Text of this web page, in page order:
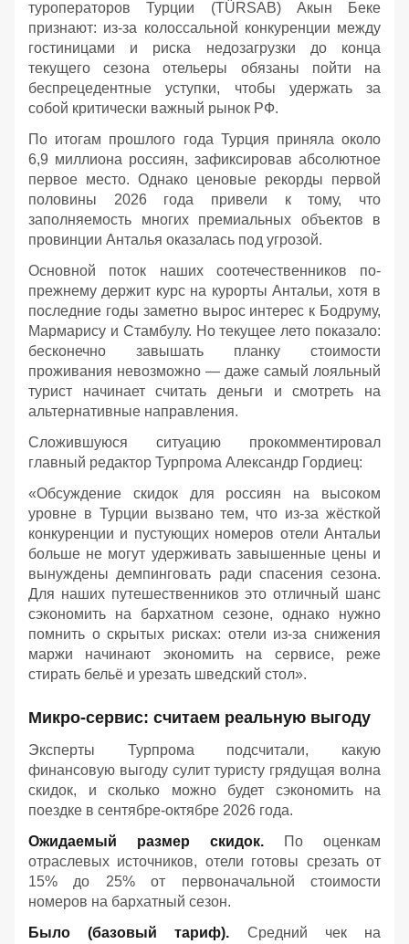
туроператоров Турции (TÜRSAB) Акын Беке
признают: из-за колоссальной конкуренции между
гостиницами и риска недозагрузки до конца
текущего сезона отельеры обязаны пойти на
беспрецедентные уступки, чтобы удержать за
собой критически важный рынок РФ.
По итогам прошлого года Турция приняла около
6,9 миллиона россиян, зафиксировав абсолютное
первое место. Однако ценовые рекорды первой
половины 2026 года привели к тому, что
заполняемость многих премиальных объектов в
провинции Анталья оказалась под угрозой.
Основной поток наших соотечественников по-
прежнему держит курс на курорты Антальи, хотя в
последние годы заметно вырос интерес к Бодруму,
Мармарису и Стамбулу. Но текущее лето показало:
бесконечно завышать планку стоимости
проживания невозможно — даже самый лояльный
турист начинает считать деньги и смотреть на
альтернативные направления.
Сложившуюся ситуацию прокомментировал
главный редактор Турпрома Александр Гордиец:
«Обсуждение скидок для россиян на высоком
уровне в Турции вызвано тем, что из-за жёсткой
конкуренции и пустующих номеров отели Антальи
больше не могут удерживать завышенные цены и
вынуждены демпинговать ради спасения сезона.
Для наших путешественников это отличный шанс
сэкономить на бархатном сезоне, однако нужно
помнить о скрытых рисках: отели из-за снижения
маржи начинают экономить на сервисе, реже
стирать бельё и урезать шведский стол».
Микро-сервис: считаем реальную выгоду
Эксперты Турпрома подсчитали, какую
финансовую выгоду сулит туристу грядущая волна
скидок, и сколько можно будет сэкономить на
поездке в сентябре-октябре 2026 года.
Ожидаемый размер скидок. По оценкам
отраслевых источников, отели готовы срезать от
15% до 25% от первоначальной стоимости
номеров на бархатный сезон.
Было (базовый тариф). Средний чек на